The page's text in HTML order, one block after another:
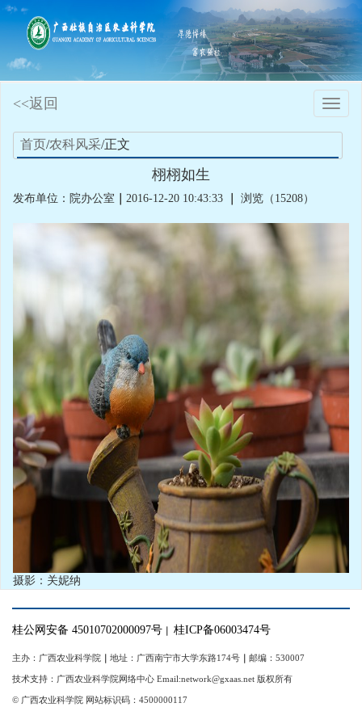
Toggle
<<返回
首页/农科风采/正文
栩栩如生
发布单位：院办公室 2016-12-20 10:43:33 浏览（15208）
摄影：关妮纳
桂公网安备 45010702000097号 ｜ 桂ICP备06003474号
主办：广西农业科学院 ｜ 地址：广西南宁市大学东路174号 ｜ 邮编：530007
技术支持：广西农业科学院网络中心 Email:network@gxaas.net 版权所有
© 广西农业科学院 网站标识码：4500000117